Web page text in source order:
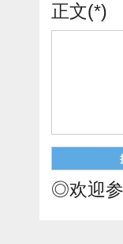
正文(*)
◎欢迎参